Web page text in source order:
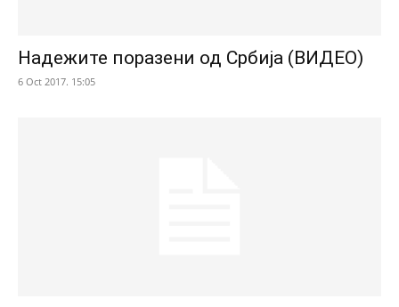
Надежите поразени од Србија (ВИДЕО)
6 Oct 2017. 15:05